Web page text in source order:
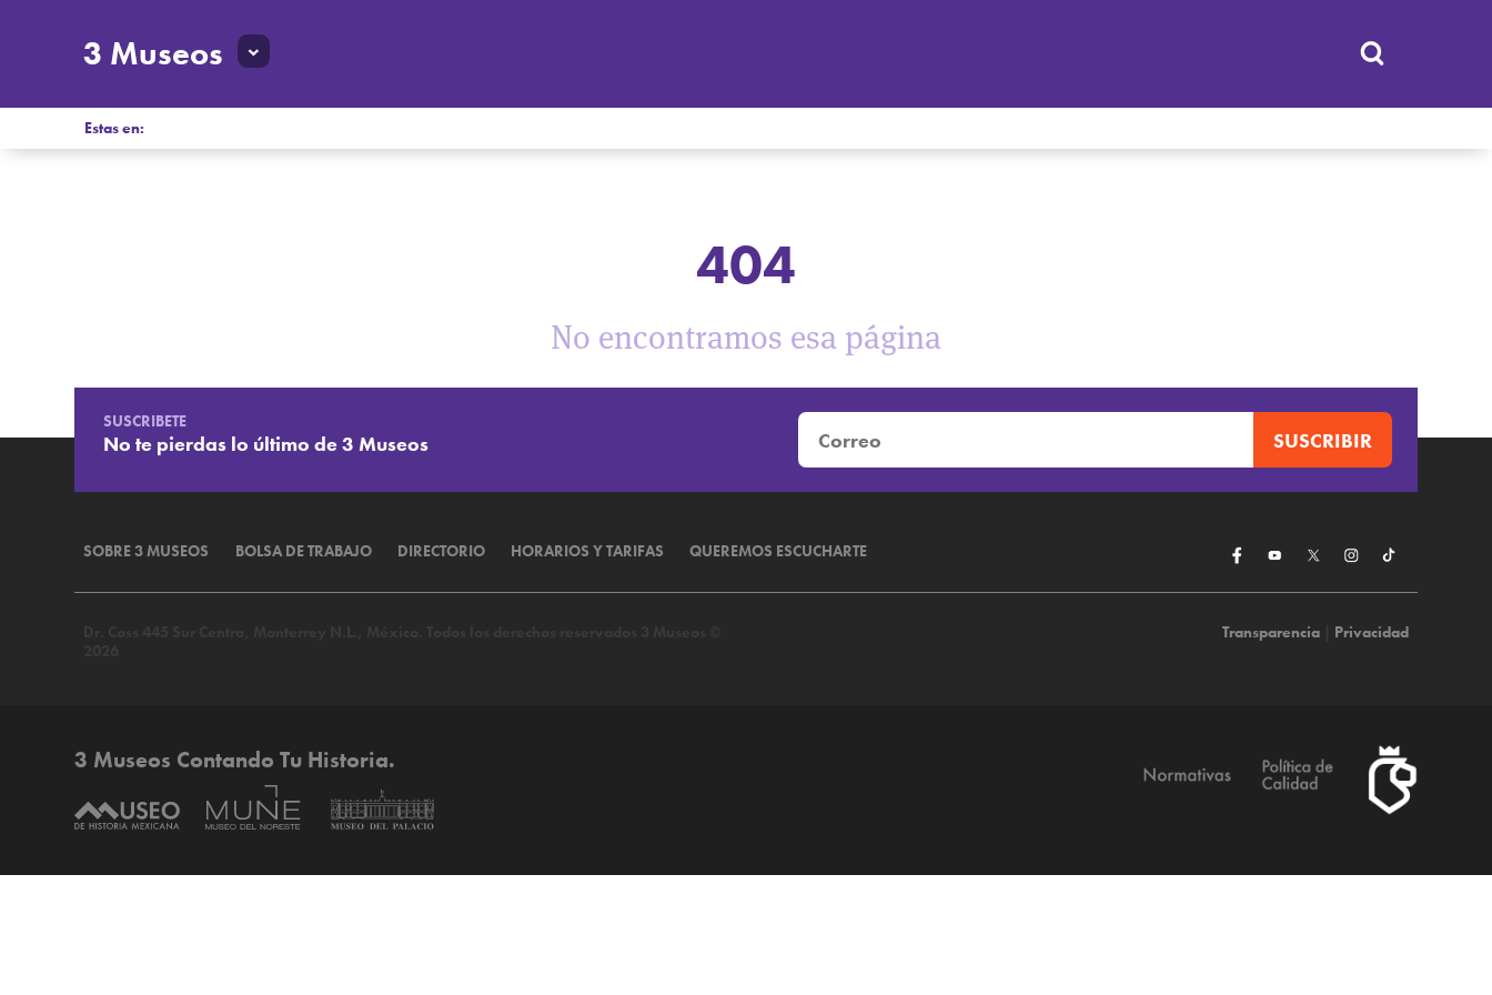
3 Museos
Estas en:
404
No encontramos esa página
SUSCRIBETE
No te pierdas lo último de 3 Museos
SOBRE 3 MUSEOS BOLSA DE TRABAJO DIRECTORIO HORARIOS Y TARIFAS QUEREMOS ESCUCHARTE
Transparencia| Privacidad
3 Museos Contando Tu Historia.